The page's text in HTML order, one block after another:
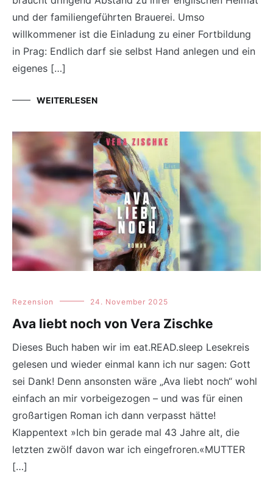
und der familiengeführten Brauerei. Umso
willkommener ist die Einladung zu einer Fortbildung
in Prag: Endlich darf sie selbst Hand anlegen und ein
eigenes […]
WEITERLESEN
Rezension 24. November 2025
Ava liebt noch von Vera Zischke
Dieses Buch haben wir im eat.READ.sleep Lesekreis
gelesen und wieder einmal kann ich nur sagen: Gott
sei Dank! Denn ansonsten wäre „Ava liebt noch“ wohl
einfach an mir vorbeigezogen – und was für einen
großartigen Roman ich dann verpasst hätte!
Klappentext »Ich bin gerade mal 43 Jahre alt, die
letzten zwölf davon war ich eingefroren.«MUTTER
[…]